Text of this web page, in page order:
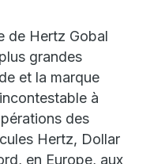
de Hertz Gobal
grandes
et la marque
à
des
Hertz, Dollar
en Europe, aux